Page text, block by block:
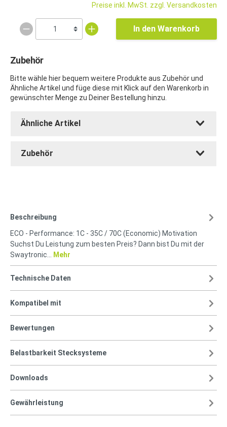
Preise inkl. MwSt. zzgl. Versandkosten
In den Warenkorb
Zubehör
Bitte wähle hier bequem weitere Produkte aus Zubehör und
Ähnliche Artikel und füge diese mit Klick auf den Warenkorb in
gewünschter Menge zu Deiner Bestellung hinzu.
Ähnliche Artikel
Zubehör
Beschreibung
ECO - Performance: 1C - 35C / 70C (Economic) Motivation
Suchst Du Leistung zum besten Preis? Dann bist Du mit der
Swaytronic…
Mehr
Technische Daten
Kompatibel mit
Bewertungen
Belastbarkeit Stecksysteme
Downloads
Gewährleistung